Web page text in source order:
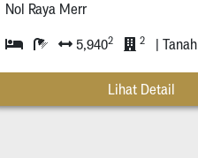
Nol Raya Merr
5,9402 2 | Tanah
Lihat Detail